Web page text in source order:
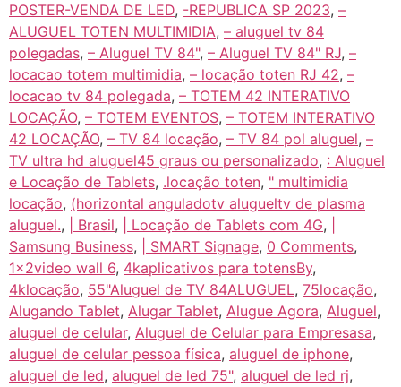
POSTER-VENDA DE LED, -REPUBLICA SP 2023, –
ALUGUEL TOTEN MULTIMIDIA, – aluguel tv 84
polegadas, – Aluguel TV 84", – Aluguel TV 84" RJ, –
locacao totem multimidia, – locação toten RJ 42, –
locacao tv 84 polegada, – TOTEM 42 INTERATIVO
LOCAÇÃO, – TOTEM EVENTOS, – TOTEM INTERATIVO
42 LOCAÇÃO, – TV 84 locação, – TV 84 pol aluguel, –
TV ultra hd aluguel45 graus ou personalizado, : Aluguel
e Locação de Tablets, .locação toten, " multimidia
locação, (horizontal anguladotv alugueltv de plasma
aluguel., | Brasil, | Locação de Tablets com 4G,
Samsung Business, | SMART Signage, 0 Comments,
1x2video wall 6, 4kaplicativos para totensBy,
4klocação, 55"Aluguel de TV 84ALUGUEL, 75locação,
Alugando Tablet, Alugar Tablet, Alugue Agora, Aluguel,
aluguel de celular, Aluguel de Celular para Empresasa,
aluguel de celular pessoa física, aluguel de iphone,
aluguel de led, aluguel de led 75", aluguel de led rj,